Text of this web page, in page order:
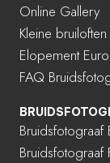
Online Gallery
Kleine bruiloften
Elopement
FAQ
Bruidsfotograaf
Bruidsfotograaf